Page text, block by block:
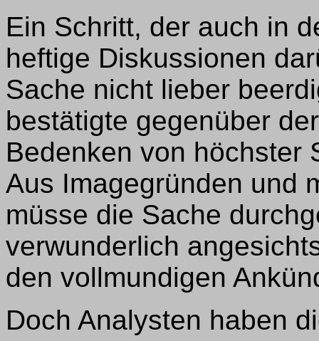
Ein Schritt, der auch in
heftige Diskussionen
Sache nicht lieber
bestätigte gegenüber
Bedenken von höchster
Aus Imagegründen und
müsse die Sache
verwunderlich
den vollmundigen
Doch Analysten haben